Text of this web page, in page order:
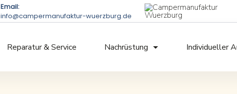
Email:
info@campermanufaktur-wuerzburg.de
Reparatur & Service Nachrüstung Individueller